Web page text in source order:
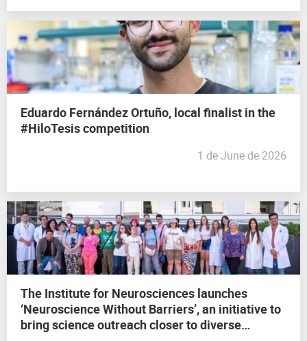
Eduardo Fernández Ortuño, local finalist in the
#HiloTesis competition
1 de June de 2026
The Institute for Neurosciences launches
‘Neuroscience Without Barriers’, an initiative to
bring science outreach closer to diverse